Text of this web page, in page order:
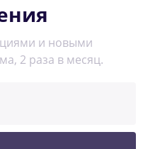
и новыми
2 раза в месяц.